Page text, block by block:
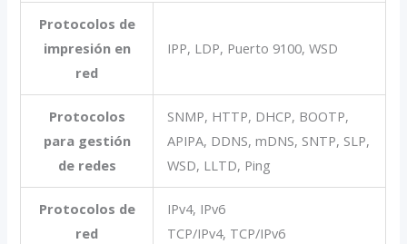
Protocolos de
impresión en
red
IPP, LDP, Puerto 9100, WSD
Protocolos
para gestión
de redes
SNMP, HTTP, DHCP, BOOTP,
APIPA, DDNS, mDNS, SNTP, SLP,
WSD, LLTD, Ping
Protocolos de
red
IPv4, IPv6
TCP/IPv4, TCP/IPv6